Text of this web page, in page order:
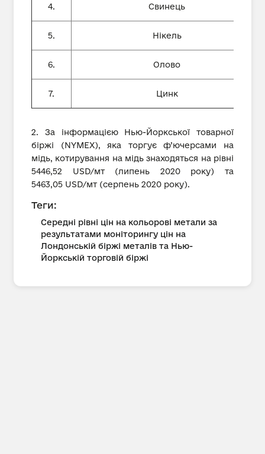
4. Свинець
5. Нікель
6. Олово
7. Цинк
2. За інформацією Нью-Йоркської товарної
біржі (NYMEX), яка торгує ф’ючерсами на
мідь, котирування на мідь знаходяться на рівні
5446,52 USD/мт (липень 2020 року) та
5463,05 USD/мт (серпень 2020 року).
Теги:
Середні рівні цін на кольорові метали за
результатами моніторингу цін на
Лондонській біржі металів та Нью-
Йоркській торговій біржі